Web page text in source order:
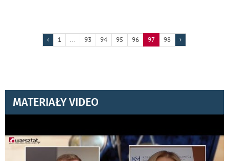
‹ 1 ... 93 94 95 96 97 98 ›
MATERIAŁY VIDEO